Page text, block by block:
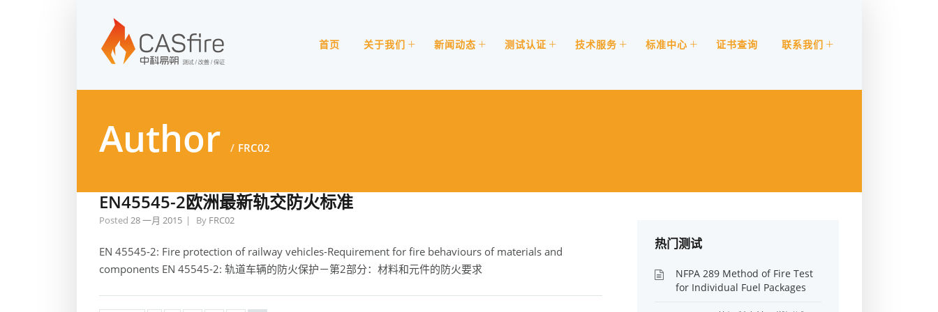
首页 关于我们 新闻动态 测试认证 技术服务 标准中心 证书查询 联系我们
Author FRC02
EN45545-2欧洲最新轨交防火标准
Posted 28 一月 2015 By FRC02
EN 45545-2: Fire protection of railway vehicles-Requirement for fire behaviours of materials and
components EN 45545-2: 轨道车辆的防火保护－第2部分：材料和元件的防火要求
热门测试
NFPA 289 Method of Fire Test
for Individual Fuel Packages